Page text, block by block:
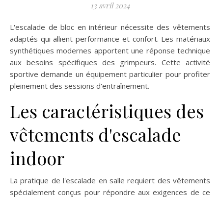
13 avril 2024
L'escalade de bloc en intérieur nécessite des vêtements
adaptés qui allient performance et confort. Les matériaux
synthétiques modernes apportent une réponse technique
aux besoins spécifiques des grimpeurs. Cette activité
sportive demande un équipement particulier pour profiter
pleinement des sessions d'entraînement.
Les caractéristiques des
vêtements d'escalade
indoor
La pratique de l'escalade en salle requiert des vêtements
spécialement conçus pour répondre aux exigences de ce